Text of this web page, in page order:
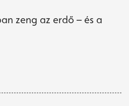
zeng az erdő – és a